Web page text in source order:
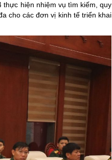
thực hiện nhiệm vụ tìm kiếm, quy
cho các đơn vị kinh tế triển khai